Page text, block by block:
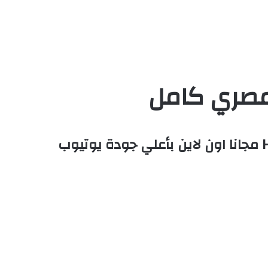
مشاهدة وتحميل فيلم كرتون Trolls 2 ترولز الجزء الثاني 2020 مدبلج مصري كامل HD مجانا اون لاين بأعلي جودة يوتيوب